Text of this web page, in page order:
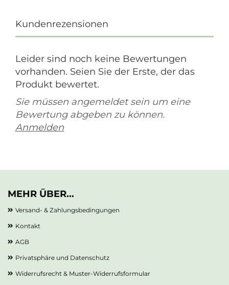
Kundenrezensionen
Leider sind noch keine Bewertungen
vorhanden. Seien Sie der Erste, der das
Produkt bewertet.
Sie müssen angemeldet sein um eine
Bewertung abgeben zu können.
Anmelden
MEHR ÜBER...
Versand- & Zahlungsbedingungen
Kontakt
AGB
Privatsphäre und Datenschutz
Widerrufsrecht & Muster-Widerrufsformular